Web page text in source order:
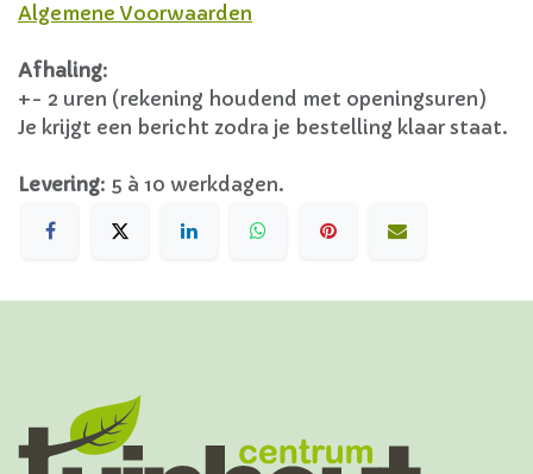
Algemene Voorwaarden
Afhaling:
+- 2 uren (rekening houdend met openingsuren)
Je krijgt een bericht zodra je bestelling klaar staat.
Levering: 5 à 10 werkdagen.